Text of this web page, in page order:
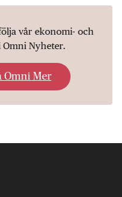
vår ekonomi- och
Nyheter.
Omni Mer